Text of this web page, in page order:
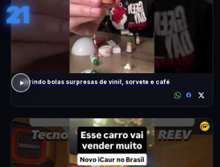
21
abrindo bolas surpresas de vinil, sorvete e café